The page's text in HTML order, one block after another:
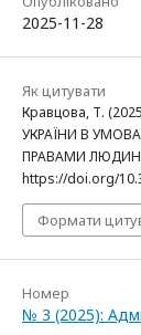
2025-11-28
Як цитувати
Кравцова, Т.
УКРАЇНИ В
ПРАВАМИ
https://doi.org/
Формати
Номер
№ 3 (2025):